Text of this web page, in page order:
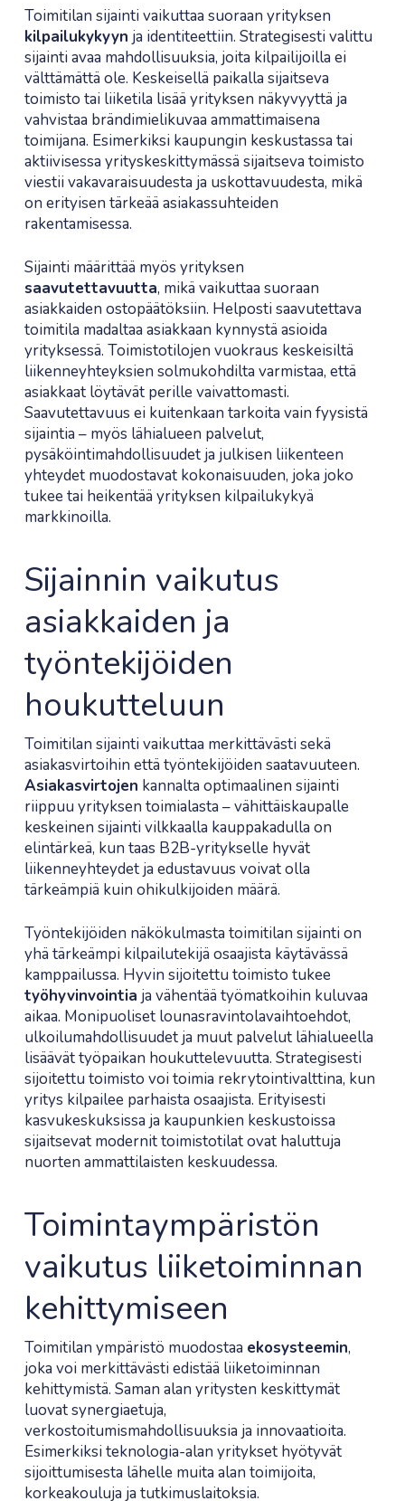
Toimitilan sijainti vaikuttaa suoraan yrityksen
kilpailukykyyn ja identiteettiin. Strategisesti valittu
sijainti avaa mahdollisuuksia, joita kilpailijoilla ei
välttämättä ole. Keskeisellä paikalla sijaitseva
toimisto tai liiketila lisää yrityksen näkyvyyttä ja
vahvistaa brändimielikuvaa ammattimaisena
toimijana. Esimerkiksi kaupungin keskustassa tai
aktiivisessa yrityskeskittymässä sijaitseva toimisto
viestii vakavaraisuudesta ja uskottavuudesta, mikä
on erityisen tärkeää asiakassuhteiden
rakentamisessa.
Sijainti määrittää myös yrityksen
saavutettavuutta, mikä vaikuttaa suoraan
asiakkaiden ostopäätöksiin. Helposti saavutettava
toimitila madaltaa asiakkaan kynnystä asioida
yrityksessä. Toimistotilojen vuokraus keskeisiltä
liikenneyhteyksien solmukohdilta varmistaa, että
asiakkaat löytävät perille vaivattomasti.
Saavutettavuus ei kuitenkaan tarkoita vain fyysistä
sijaintia – myös lähialueen palvelut,
pysäköintimahdollisuudet ja julkisen liikenteen
yhteydet muodostavat kokonaisuuden, joka joko
tukee tai heikentää yrityksen kilpailukykyä
markkinoilla.
Sijainnin vaikutus
asiakkaiden ja
työntekijöiden
houkutteluun
Toimitilan sijainti vaikuttaa merkittävästi sekä
asiakasvirtoihin että työntekijöiden saatavuuteen.
Asiakasvirtojen kannalta optimaalinen sijainti
riippuu yrityksen toimialasta – vähittäiskaupalle
keskeinen sijainti vilkkaalla kauppakadulla on
elintärkeä, kun taas B2B-yritykselle hyvät
liikenneyhteydet ja edustavuus voivat olla
tärkeämpiä kuin ohikulkijoiden määrä.
Työntekijöiden näkökulmasta toimitilan sijainti on
yhä tärkeämpi kilpailutekijä osaajista käytävässä
kamppailussa. Hyvin sijoitettu toimisto tukee
työhyvinvointia ja vähentää työmatkoihin kuluvaa
aikaa. Monipuoliset lounasravintolavaihtoehdot,
ulkoilumahdollisuudet ja muut palvelut lähialueella
lisäävät työpaikan houkuttelevuutta. Strategisesti
sijoitettu toimisto voi toimia rekrytointivalttina, kun
yritys kilpailee parhaista osaajista. Erityisesti
kasvukeskuksissa ja kaupunkien keskustoissa
sijaitsevat modernit toimistotilat ovat haluttuja
nuorten ammattilaisten keskuudessa.
Toimintaympäristön
vaikutus liiketoiminnan
kehittymiseen
Toimitilan ympäristö muodostaa ekosysteemin,
joka voi merkittävästi edistää liiketoiminnan
kehittymistä. Saman alan yritysten keskittymät
luovat synergiaetuja,
verkostoitumismahdollisuuksia ja innovaatioita.
Esimerkiksi teknologia-alan yritykset hyötyvät
sijoittumisesta lähelle muita alan toimijoita,
korkeakouluja ja tutkimuslaitoksia.